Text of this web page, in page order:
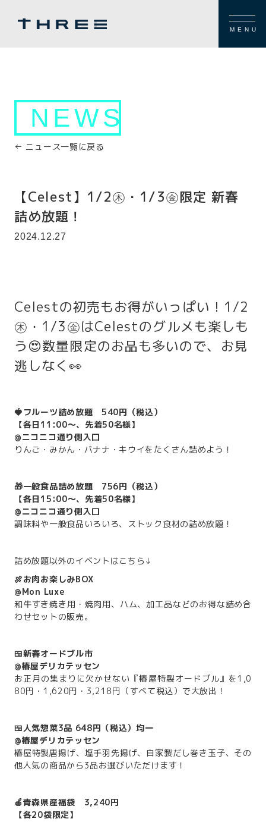
MENU
NEWS
← ニュース一覧に戻る
【Celest】1/2㊍・1/3㊎限定 新春
詰め放題！
2024.12.27
Celestの初売もお得がいっぱい！1/2
㊍・1/3㊎はCelestのグルメも楽しも
う😍数量限定のお品も多いので、お見
逃しなく👀
🍓フルーツ詰め放題 540円（税込）
【各日11:00～、先着50名様】
@ニコニコ通り側入口
りんご・みかん・バナナ・キウイをたくさん詰めよう！
🎁一般食品詰め放題 756円（税込）
【各日15:00～、先着50名様】
@ニコニコ通り側入口
調味料や一般食品いろいろ、ストック食材の詰め放題！
詰め放題以外のイベントはこちら↓
🍖お肉お楽しみBOX
@Mon Luxe
和牛すき焼き用・焼肉用、ハム、加工品などのお得な詰め合
わせセットの販売。
🍱新春オードブル市
@椿屋デリカテッセン
お正月の集まりに欠かせない『椿屋特製オードブル』を1,0
80円・1,620円・3,218円（すべて税込）で大放出！
🍱人気惣菜3品 648円（税込）均一
@椿屋デリカテッセン
椿屋特製唐揚げ、塩手羽先揚げ、自家製だし巻き玉子、その
他人気の商品から3品お選びいただけます！
🍎青森県産福袋 3,240円
【各20袋限定】